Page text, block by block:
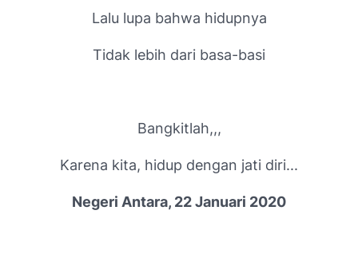
Lalu lupa bahwa hidupnya
Tidak lebih dari basa-basi
Bangkitlah,,,
Karena kita, hidup dengan jati diri...
Negeri Antara, 22 Januari 2020